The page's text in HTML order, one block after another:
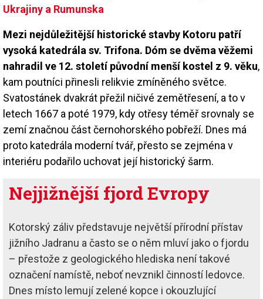
Ukrajiny a Rumunska
Mezi nejdůležitější historické stavby Kotoru patří
vysoká katedrála sv. Trifona. Dóm se dvěma věžemi
nahradil ve 12. století původní menší kostel z 9. věku,
kam poutníci přinesli relikvie zmíněného světce.
Svatostánek dvakrát přežil ničivé zemětřesení, a to v
letech 1667 a poté 1979, kdy otřesy téměř srovnaly se
zemí značnou část černohorského pobřeží. Dnes má
proto katedrála moderní tvář, přesto se zejména v
interiéru podařilo uchovat její historický šarm.
Nejjižnější fjord Evropy
Kotorský záliv představuje největší přírodní přístav
jižního Jadranu a často se o něm mluví jako o fjordu
– přestože z geologického hlediska není takové
označení namístě, neboť nevznikl činností ledovce.
Dnes místo lemují zelené kopce i okouzlující